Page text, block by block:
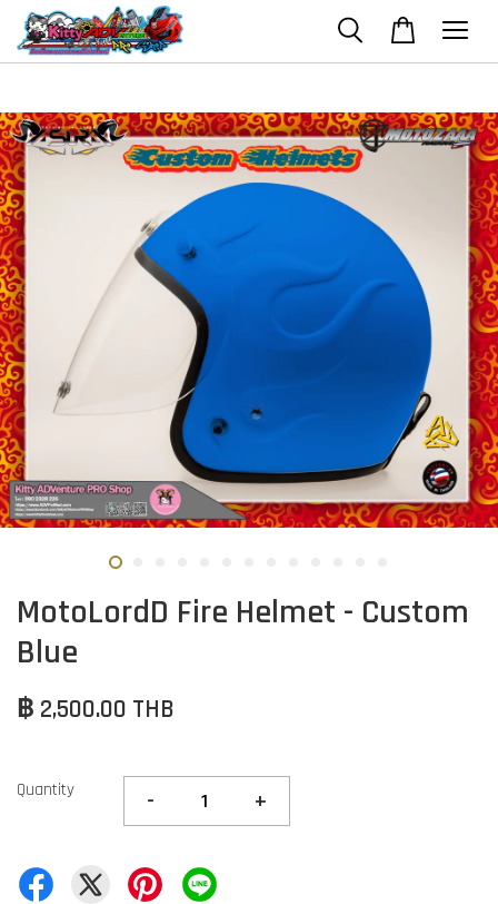
MotoLordD Fire Helmet - Custom
Blue
฿ 2,500.00 THB
Quantity - +